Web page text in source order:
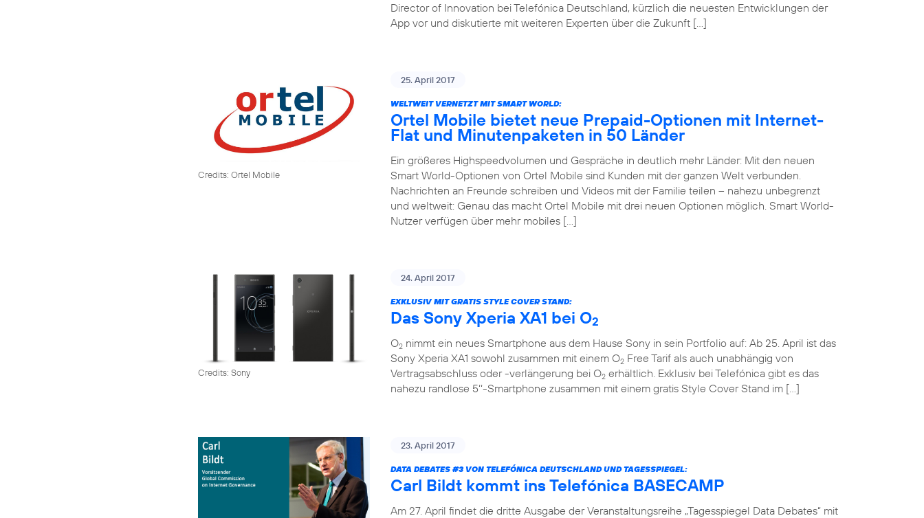
Director of Innovation bei Telefónica Deutschland, kürzlich die neuesten Entwicklungen der
App vor und diskutierte mit weiteren Experten über die Zukunft […]
Credits: Ortel Mobile
25. April 2017
WELTWEIT VERNETZT MIT SMART WORLD:
Ortel Mobile bietet neue Prepaid-Optionen mit Internet-
Flat und Minutenpaketen in 50 Länder
Ein größeres Highspeedvolumen und Gespräche in deutlich mehr Länder: Mit den neuen
Smart World-Optionen von Ortel Mobile sind Kunden mit der ganzen Welt verbunden.
Nachrichten an Freunde schreiben und Videos mit der Familie teilen – nahezu unbegrenzt
und weltweit: Genau das macht Ortel Mobile mit drei neuen Optionen möglich. Smart World-
Nutzer verfügen über mehr mobiles […]
Credits: Sony
24. April 2017
EXKLUSIV MIT GRATIS STYLE COVER STAND:
Das Sony Xperia XA1 bei O2
O2 nimmt ein neues Smartphone aus dem Hause Sony in sein Portfolio auf: Ab 25. April ist das
Sony Xperia XA1 sowohl zusammen mit einem O2 Free Tarif als auch unabhängig von
Vertragsabschluss oder -verlängerung bei O2 erhältlich. Exklusiv bei Telefónica gibt es das
nahezu randlose 5‘‘-Smartphone zusammen mit einem gratis Style Cover Stand im […]
23. April 2017
DATA DEBATES #3VON TELEFÓNICA DEUTSCHLAND UND TAGESSPIEGEL:
Carl Bildt kommt ins Telefónica BASECAMP
Am 27. April findet die dritte Ausgabe der Veranstaltungsreihe „Tagesspiegel Data Debates“ mit